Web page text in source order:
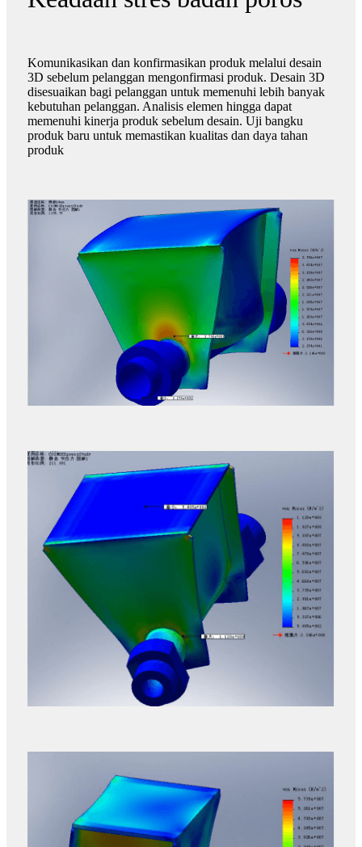
Komunikasikan dan konfirmasikan produk melalui desain
3D sebelum pelanggan mengonfirmasi produk. Desain 3D
disesuaikan bagi pelanggan untuk memenuhi lebih banyak
kebutuhan pelanggan. Analisis elemen hingga dapat
memenuhi kinerja produk sebelum desain. Uji bangku
produk baru untuk memastikan kualitas dan daya tahan
produk